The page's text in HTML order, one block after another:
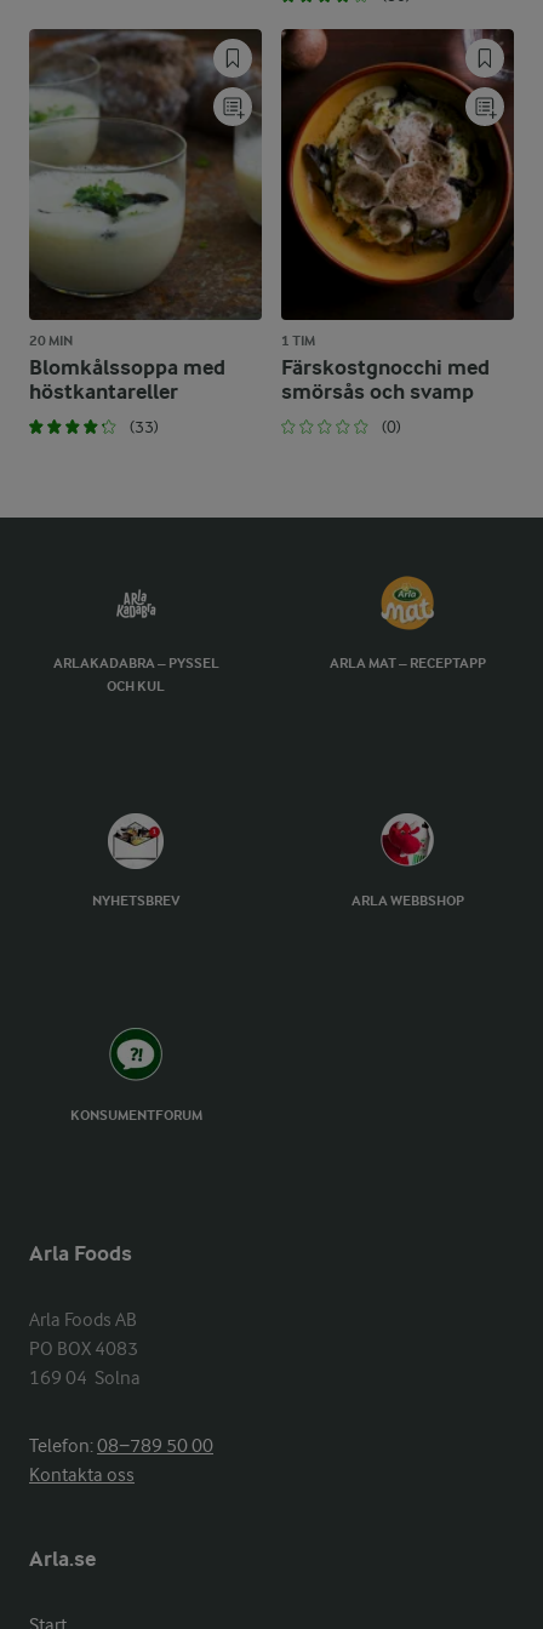
20 MIN
Blomkålssoppa med
höstkantareller
(33)
1 TIM
Färskostgnocchi med
smörsås och svamp
(0)
ARLAKADABRA – PYSSEL
OCH KUL
ARLA MAT – RECEPTAPP
NYHETSBREV ARLA WEBBSHOP
KONSUMENTFORUM
Arla Foods
Arla Foods AB
PO BOX 4083
169 04  Solna
Telefon:08−789 50 00
Kontakta oss
Arla.se